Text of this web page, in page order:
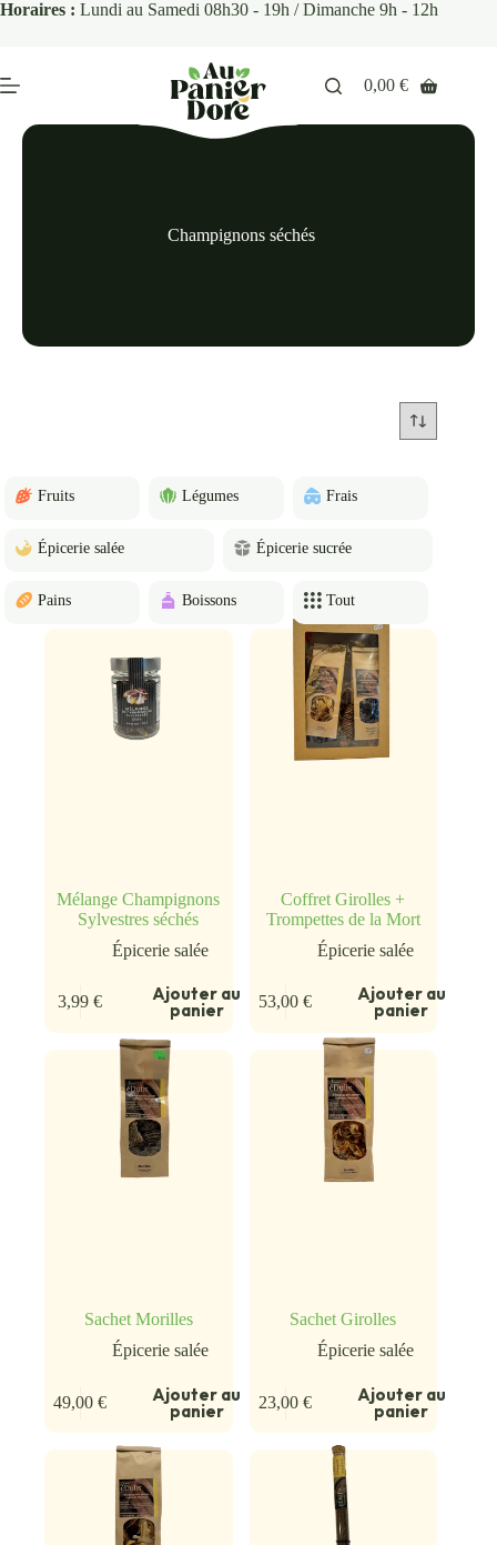
Horaires : Lundi au Samedi 08h30 - 19h / Dimanche 9h - 12h
0,00€
Champignons séchés
Fruits Légumes Frais
Épicerie salée Épicerie sucrée
Pains Boissons Tout
Mélange Champignons
Sylvestres séchés
Épicerie salée
3,99€ Ajouter au
panier
Coffret Girolles +
Trompettes de la Mort
Épicerie salée
53,00€ Ajouter au
panier
Sachet Morilles
Épicerie salée
49,00€ Ajouter au
panier
Sachet Girolles
Épicerie salée
23,00€ Ajouter au
panier